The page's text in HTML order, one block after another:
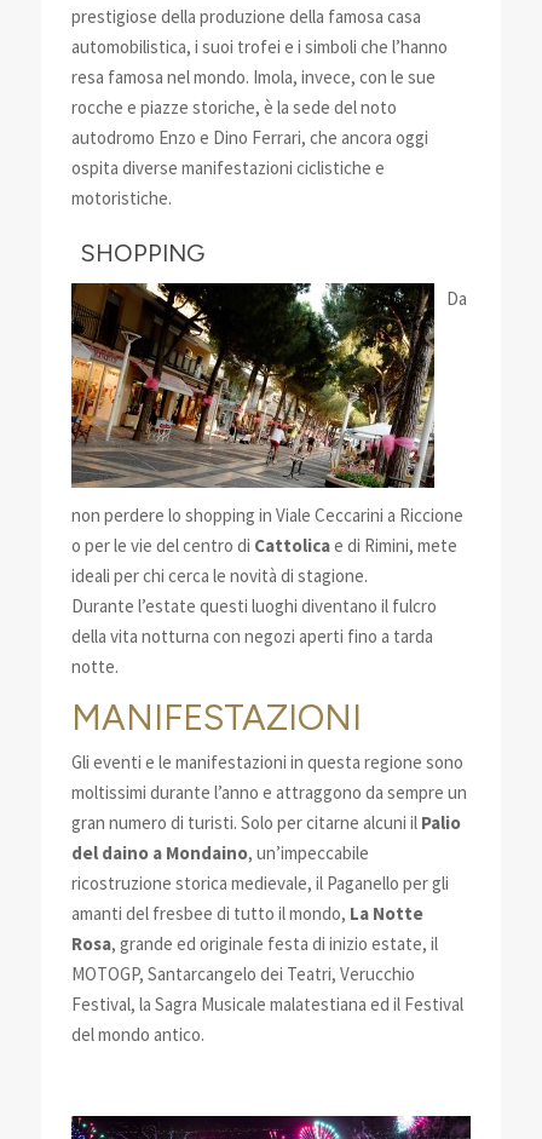
prestigiose della produzione della famosa casa
automobilistica, i suoi trofei e i simboli che l’hanno
resa famosa nel mondo. Imola, invece, con le sue
rocche e piazze storiche, è la sede del noto
autodromo Enzo e Dino Ferrari, che ancora oggi
ospita diverse manifestazioni ciclistiche e
motoristiche.
SHOPPING
Da
non perdere lo shopping in Viale Ceccarini a Riccione
o per le vie del centro di Cattolicae di Rimini, mete
ideali per chi cerca le novità di stagione.
Durante l’estate questi luoghi diventano il fulcro
della vita notturna con negozi aperti fino a tarda
notte.
MANIFESTAZIONI
Gli eventi e le manifestazioni in questa regione sono
moltissimi durante l’anno e attraggono da sempre un
gran numero di turisti. Solo per citarne alcuni il Palio
del daino a Mondaino, un’impeccabile
ricostruzione storica medievale, il Paganello per gli
amanti del fresbee di tutto il mondo, La Notte
Rosa, grande ed originale festa di inizio estate, il
MOTOGP, Santarcangelo dei Teatri, Verucchio
Festival, la Sagra Musicale malatestiana ed il Festival
del mondo antico.